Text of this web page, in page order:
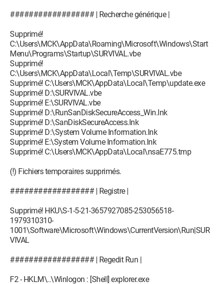
################## | Recherche générique |
Supprimé!
C:\Users\MCK\AppData\Roaming\Microsoft\Windows\Start
Menu\Programs\Startup\SURVIVAL.vbe
Supprimé!
C:\Users\MCK\AppData\Local\Temp\SURVIVAL.vbe
Supprimé! C:\Users\MCK\AppData\Local\Temp\update.exe
Supprimé! D:\SURVIVAL.vbe
Supprimé! E:\SURVIVAL.vbe
Supprimé! D:\RunSanDiskSecureAccess_Win.lnk
Supprimé! D:\SanDiskSecureAccess.lnk
Supprimé! D:\System Volume Information.lnk
Supprimé! E:\System Volume Information.lnk
Supprimé! C:\Users\MCK\AppData\Local\nsaE775.tmp
(!) Fichiers temporaires supprimés.
################## | Registre |
Supprimé! HKU\S-1-5-21-3657927085-253056518-
1979310310-
1001\Software\Microsoft\Windows\CurrentVersion\Run|SUR
VIVAL
################## | Regedit Run |
F2 - HKLM\..\Winlogon : [Shell] explorer.exe